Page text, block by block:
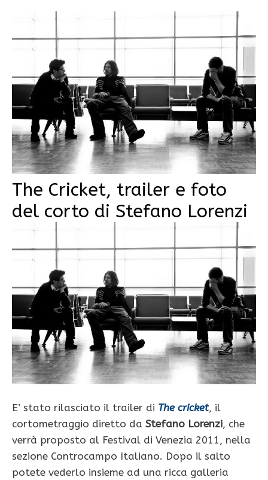
The Cricket, trailer e foto
del corto di Stefano Lorenzi
E’ stato rilasciato il trailer di The cricket, il
cortometraggio diretto da Stefano Lorenzi, che
verrà proposto al Festival di Venezia 2011, nella
sezione Controcampo Italiano. Dopo il salto
potete vederlo insieme ad una ricca galleria